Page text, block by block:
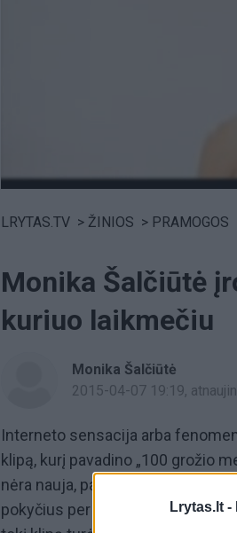
Lrytas.lt -
LRYTAS.TV > ŽINIOS > PRAMOGOS
Monika Šalčiūtė
kuriuo laikmečiu
Monika Šalčiūtė
2015-04-07 19:19,
Interneto sensacija arba
klipą, kurį pavadino „100 grožio
nėra nauja, panašų jau yra
pokyčius per šimtą metų dar